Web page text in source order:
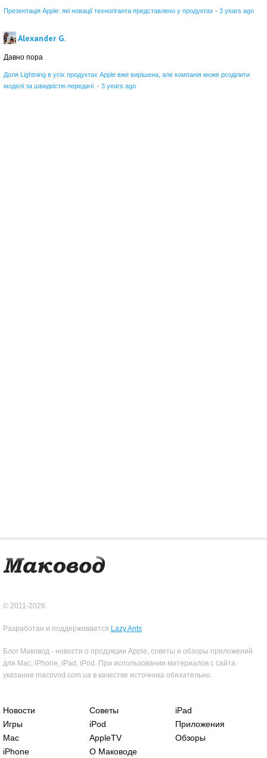
Презентація Apple: які новації техногіганта представлено у продуктах · 3 years ago
Alexander G.
Давно пора
Доля Lightning в усіх продуктах Apple вже вирішена, але компанія може розділити
моделі за швидкістю передачі · 3 years ago
© 2011-2026
Разработан и поддерживается Lazy Ants
Блог Маковод - новости о продукции Apple, советы и обзоры приложений
для Mac, iPhone, iPad, iPod. При использовании материалов с сайта
указание macovod.com.ua в качестве источника обязательно.
Новости Советы
iPad
Игры
iPod
Приложения
Mac
AppleTV
Обзоры
iPhone
О Маководе